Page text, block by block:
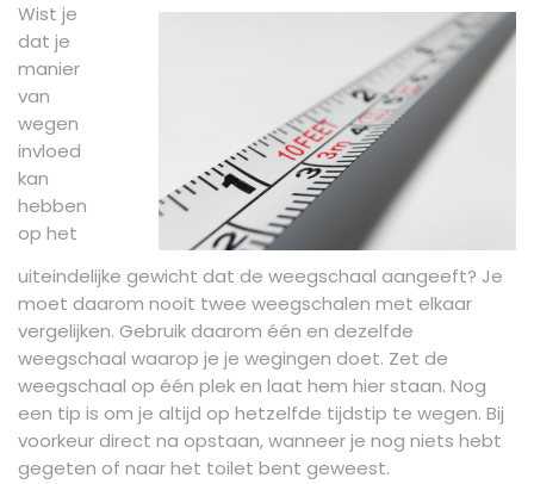
Wist je
dat je
manier
van
wegen
invloed
kan
hebben
op het
uiteindelijke gewicht dat de weegschaal aangeeft? Je
moet daarom nooit twee weegschalen met elkaar
vergelijken. Gebruik daarom één en dezelfde
weegschaal waarop je je wegingen doet. Zet de
weegschaal op één plek en laat hem hier staan. Nog
een tip is om je altijd op hetzelfde tijdstip te wegen. Bij
voorkeur direct na opstaan, wanneer je nog niets hebt
gegeten of naar het toilet bent geweest.